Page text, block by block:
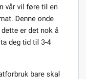
vår vil føre til en
Denne onde
er det nok å
deg tid til 3-4
bare skal